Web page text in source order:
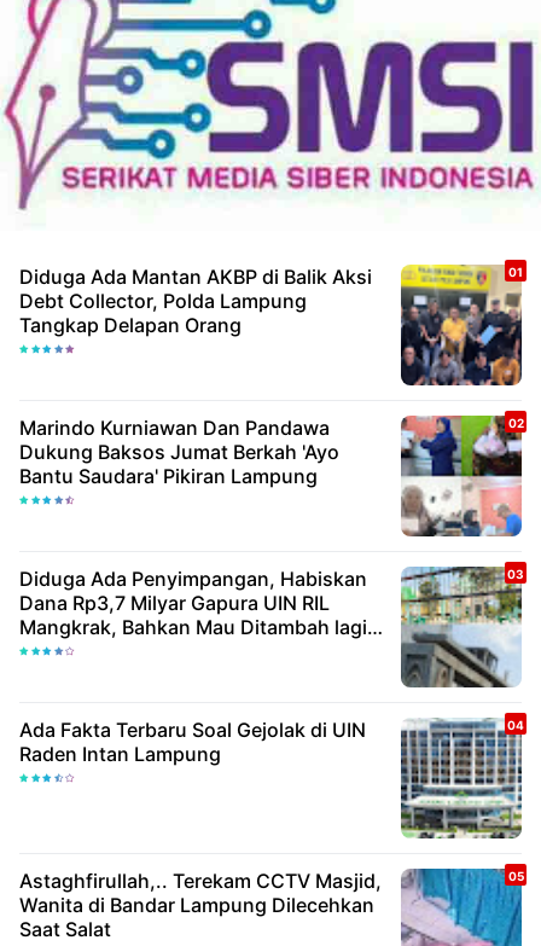
Diduga Ada Mantan AKBP di Balik Aksi
Debt Collector, Polda Lampung
Tangkap Delapan Orang
Marindo Kurniawan Dan Pandawa
Dukung Baksos Jumat Berkah 'Ayo
Bantu Saudara' Pikiran Lampung
Diduga Ada Penyimpangan, Habiskan
Dana Rp3,7 Milyar Gapura UIN RIL
Mangkrak, Bahkan Mau Ditambah lagi 7
Milyar
Ada Fakta Terbaru Soal Gejolak di UIN
Raden Intan Lampung
Astaghfirullah,.. Terekam CCTV Masjid,
Wanita di Bandar Lampung Dilecehkan
Saat Salat